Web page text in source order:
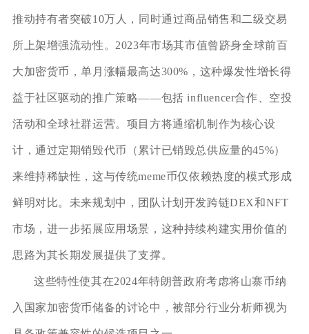
推动持有者突破10万人，同时通过商品销售和二级交易
所上架增强流动性。2023年市场其市值曾跻身全球前百
大加密货币，单月涨幅最高达300%，这种爆发性增长得
益于社区驱动的推广策略——包括 influencer合作、空投
活动和全球社群运营。项目方将通缩机制作为核心设
计，通过定期销毁代币（累计已销毁总供应量的45%）
来维持稀缺性，这与传统meme币仅依赖热度的模式形成
鲜明对比。未来规划中，团队计划开发跨链DEX和NFT
市场，进一步拓展应用场景，这种持续构建实用价值的
思路为其长期发展提供了支撑。
这些特性使其在2024年特朗普政府考虑将山寨币纳
入国家加密货币储备的讨论中，被部分行业分析师视为